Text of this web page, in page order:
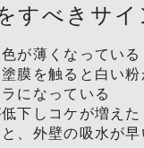
すべきサイ
が薄くなっている
膜を触ると白い
になっている
下しコケが増えた
、外壁の吸水が早